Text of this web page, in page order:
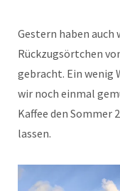
Gestern haben
Rückzugsörtchen
gebracht. Ein wenig
wir noch einmal
Kaffee den Sommer
lassen.